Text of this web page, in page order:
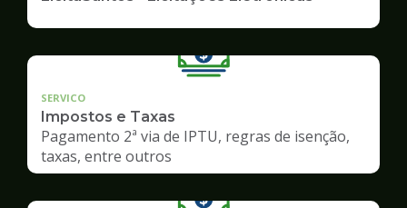
SERVICO
Impostos e Taxas
Pagamento 2ª via de IPTU, regras de isenção,
taxas, entre outros